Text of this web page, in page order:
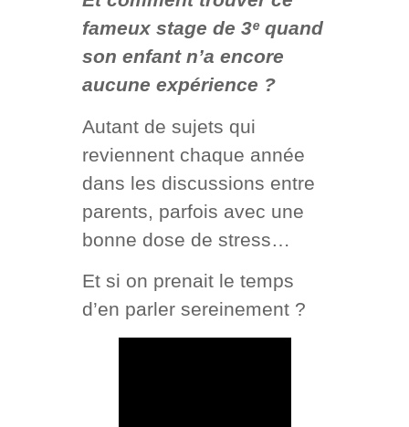
fameux stage de 3ᵉ quand
son enfant n’a encore
aucune expérience ?
Autant de sujets qui
reviennent chaque année
dans les discussions entre
parents, parfois avec une
bonne dose de stress…
Et si on prenait le temps
d’en parler sereinement ?